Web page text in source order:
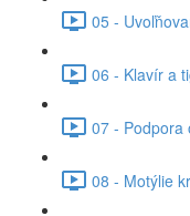
05 -
06 - Klavír a
07 - Podpora
08 - Motýlie